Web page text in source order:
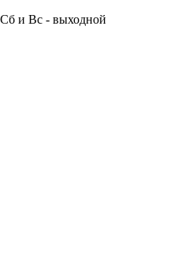
и Вс - выходной